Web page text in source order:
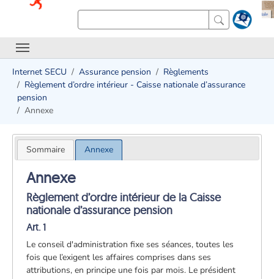
Internet SECU Assurance pension
Règlements
Règlement d’ordre intérieur - Caisse nationale d’assurance
pension
Annexe
Sommaire Annexe
Annexe
Règlement d’ordre intérieur de la Caisse
nationale d’assurance pension
Art. 1
Le conseil d'administration fixe ses séances, toutes les
fois que l’exigent les affaires comprises dans ses
attributions, en principe une fois par mois. Le président